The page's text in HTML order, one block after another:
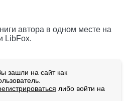
автора в одном месте на
LibFox.
зашли на сайт как
либо войти на